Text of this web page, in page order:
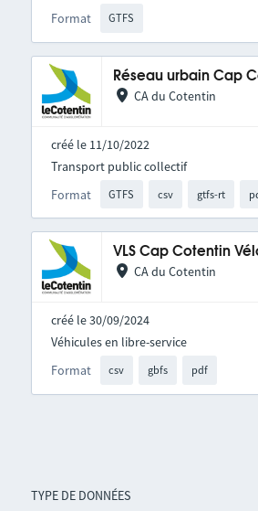
TYPE DE DONNÉES
Format GTFS
Réseau urbain Cap
CA du Cotentin
créé le 11/10/2022
Format GTFS csv gtfs-rt
Transport public collectif
VLS Cap Cotentin
CA du Cotentin
créé le 30/09/2024
Format csv gbfs pdf
Véhicules en libre-service